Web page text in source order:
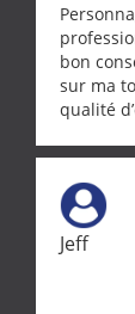
bon
sur ma
qualité
Jeff